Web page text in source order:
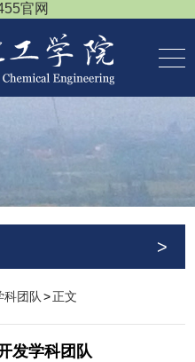
官网
>
科团队 >正文
发学科团队